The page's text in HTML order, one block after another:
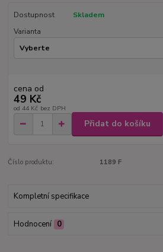
Dostupnost
Skladem
Varianta
cena od
49 Kč
od 44 Kč bez DPH
Přidat do košíku
Číslo produktu: 1189 F
Kompletní specifikace
Hodnocení 0